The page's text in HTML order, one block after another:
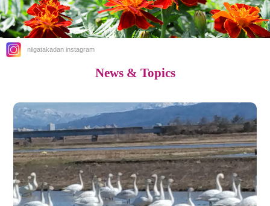
niigatakadan instagram
News & Topics